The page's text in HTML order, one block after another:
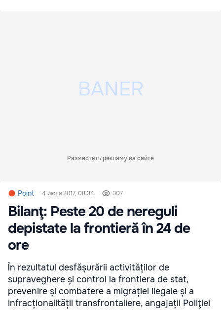
Разместить рекламу на сайте
Point 4 июля 2017, 08:34 307
Bilanţ: Peste 20 de nereguli
depistate la frontieră în 24 de
ore
În rezultatul desfășurării activităților de
supraveghere și control la frontiera de stat,
prevenire și combatere a migrației ilegale și a
infracționalității transfrontaliere, angajații Poliţiei